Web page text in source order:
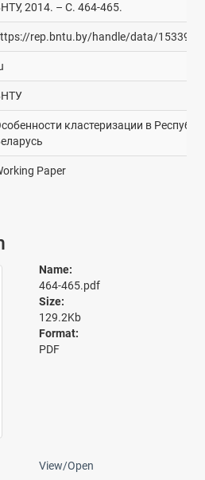
2014. – С. 464-465.
rep.bntu.by/handle/data/15339
кластеризации в
Paper
Name:
464-465.pdf
Size:
129.2Kb
Format:
PDF
View/Open